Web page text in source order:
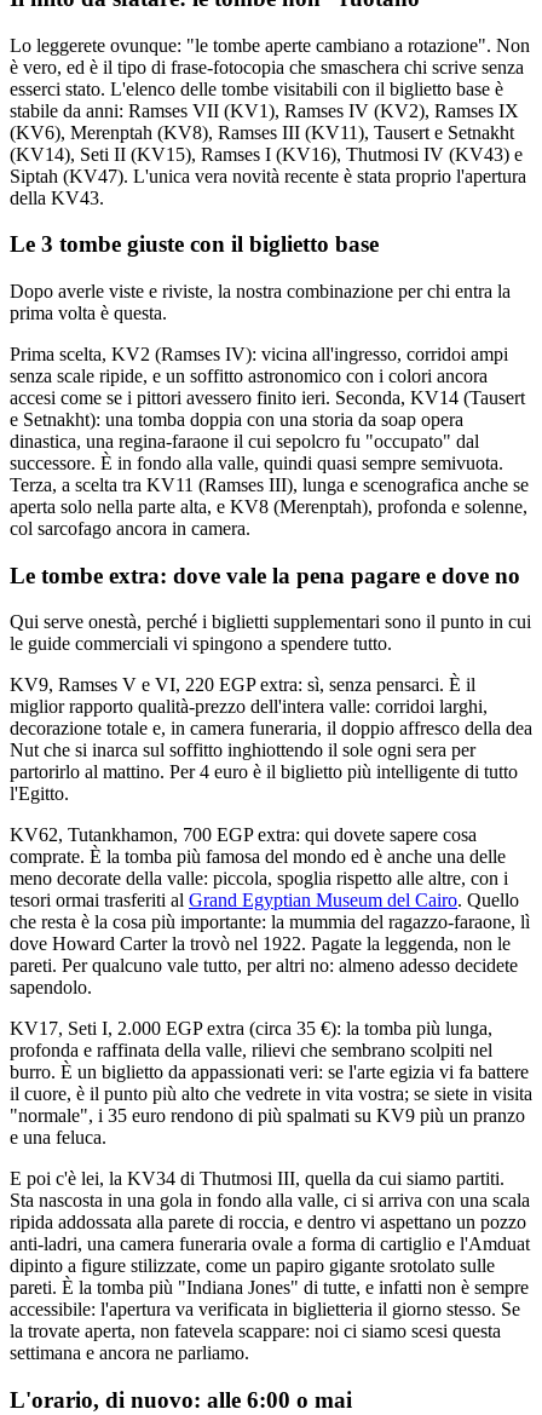
Lo leggerete ovunque: "le tombe aperte cambiano a rotazione". Non
è vero, ed è il tipo di frase-fotocopia che smaschera chi scrive senza
esserci stato. L'elenco delle tombe visitabili con il biglietto base è
stabile da anni: Ramses VII (KV1), Ramses IV (KV2), Ramses IX
(KV6), Merenptah (KV8), Ramses III (KV11), Tausert e Setnakht
(KV14), Seti II (KV15), Ramses I (KV16), Thutmosi IV (KV43) e
Siptah (KV47). L'unica vera novità recente è stata proprio l'apertura
della KV43.
Le 3 tombe giuste con il biglietto base
Dopo averle viste e riviste, la nostra combinazione per chi entra la
prima volta è questa.
Prima scelta, KV2 (Ramses IV): vicina all'ingresso, corridoi ampi
senza scale ripide, e un soffitto astronomico con i colori ancora
accesi come se i pittori avessero finito ieri. Seconda, KV14 (Tausert
e Setnakht): una tomba doppia con una storia da soap opera
dinastica, una regina-faraone il cui sepolcro fu "occupato" dal
successore. È in fondo alla valle, quindi quasi sempre semivuota.
Terza, a scelta tra KV11 (Ramses III), lunga e scenografica anche se
aperta solo nella parte alta, e KV8 (Merenptah), profonda e solenne,
col sarcofago ancora in camera.
Le tombe extra: dove vale la pena pagare e dove no
Qui serve onestà, perché i biglietti supplementari sono il punto in cui
le guide commerciali vi spingono a spendere tutto.
KV9, Ramses V e VI, 220 EGP extra: sì, senza pensarci. È il
miglior rapporto qualità-prezzo dell'intera valle: corridoi larghi,
decorazione totale e, in camera funeraria, il doppio affresco della dea
Nut che si inarca sul soffitto inghiottendo il sole ogni sera per
partorirlo al mattino. Per 4 euro è il biglietto più intelligente di tutto
l'Egitto.
KV62, Tutankhamon, 700 EGP extra: qui dovete sapere cosa
comprate. È la tomba più famosa del mondo ed è anche una delle
meno decorate della valle: piccola, spoglia rispetto alle altre, con i
tesori ormai trasferiti al Grand Egyptian Museum del Cairo. Quello
che resta è la cosa più importante: la mummia del ragazzo-faraone, lì
dove Howard Carter la trovò nel 1922. Pagate la leggenda, non le
pareti. Per qualcuno vale tutto, per altri no: almeno adesso decidete
sapendolo.
KV17, Seti I, 2.000 EGP extra (circa 35 €): la tomba più lunga,
profonda e raffinata della valle, rilievi che sembrano scolpiti nel
burro. È un biglietto da appassionati veri: se l'arte egizia vi fa battere
il cuore, è il punto più alto che vedrete in vita vostra; se siete in visita
"normale", i 35 euro rendono di più spalmati su KV9 più un pranzo
e una feluca.
E poi c'è lei, la KV34 di Thutmosi III, quella da cui siamo partiti.
Sta nascosta in una gola in fondo alla valle, ci si arriva con una scala
ripida addossata alla parete di roccia, e dentro vi aspettano un pozzo
anti-ladri, una camera funeraria ovale a forma di cartiglio e l'Amduat
dipinto a figure stilizzate, come un papiro gigante srotolato sulle
pareti. È la tomba più "Indiana Jones" di tutte, e infatti non è sempre
accessibile: l'apertura va verificata in biglietteria il giorno stesso. Se
la trovate aperta, non fatevela scappare: noi ci siamo scesi questa
settimana e ancora ne parliamo.
L'orario, di nuovo: alle 6:00 o mai